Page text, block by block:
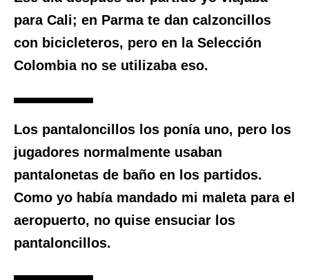
para Cali; en Parma te dan calzoncillos
con bicicleteros, pero en la Selección
Colombia no se utilizaba eso.
Los pantaloncillos los ponía uno, pero los
jugadores normalmente usaban
pantalonetas de baño en los partidos.
Como yo había mandado mi maleta para el
aeropuerto, no quise ensuciar los
pantaloncillos.